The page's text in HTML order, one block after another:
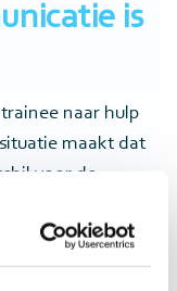
is
naar hulp
maakt dat
voor de
je altijd de
elkaar in contact